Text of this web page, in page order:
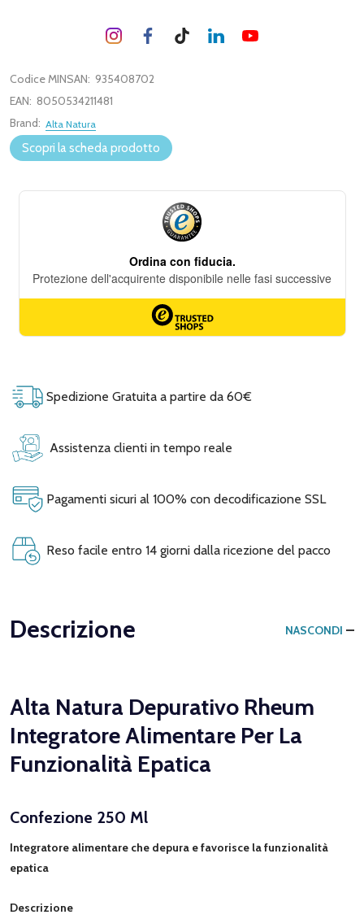
Codice MINSAN: 935408702
EAN: 8050534211481
Brand: Alta Natura
Scopri la scheda prodotto
Spedizione Gratuita a partire da 60€
Assistenza clienti in tempo reale
Pagamenti sicuri al 100% con decodificazione SSL
Reso facile entro 14 giorni dalla ricezione del pacco
Descrizione NASCONDI
Alta Natura Depurativo Rheum
Integratore Alimentare Per La
Funzionalità Epatica
Confezione 250 Ml
Integratore alimentare che depura e favorisce la funzionalità
epatica
Descrizione